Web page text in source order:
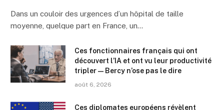
Dans un couloir des urgences d’un hôpital de taille
moyenne, quelque part en France, un…
Ces fonctionnaires français qui ont
découvert l’IA et ont vu leur productivité
tripler — Bercy n’ose pas le dire
août 6, 2026
Ces diplomates européens révèlent